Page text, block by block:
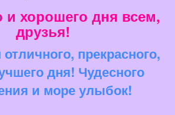
и хорошего дня всем,
друзья!
прекрасного,
дня! Чудесного
и море улыбок!